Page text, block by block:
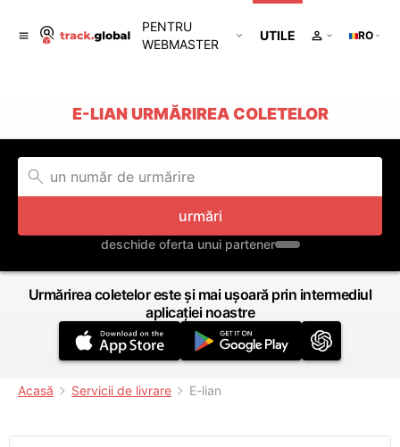
PENTRU
WEBMASTER
UTILE RO
E-LIAN URMĂRIREA COLETELOR
urmări
deschide oferta unui partener
Urmărirea coletelor este și mai ușoară prin intermediul
aplicației noastre
Acasă Servicii de livrare E-lian